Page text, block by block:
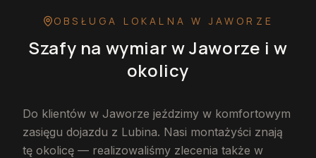
OBSŁUGA LOKALNAW JAWORZE
Szafy na wymiar w Jaworze i w
okolicy
Do klientów w Jaworze jeździmy w komfortowym
zasięgu dojazdu z Lubina. Nasi montażyści znają
tę okolicę — realizowaliśmy zlecenia także w